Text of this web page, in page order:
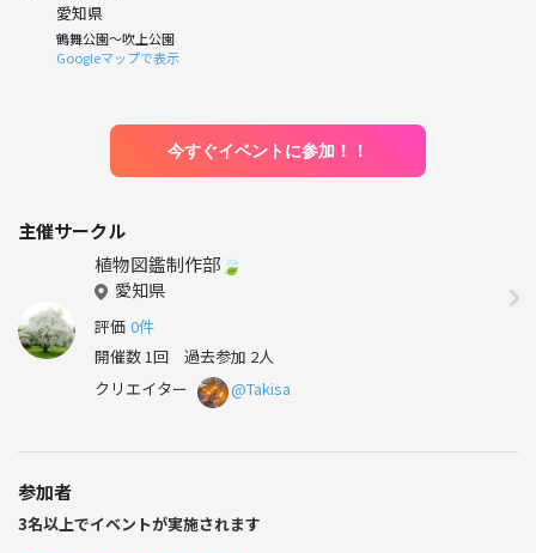
愛知県
鶴舞公園〜吹上公園
Googleマップで表示
今すぐイベントに参加！！
主催サークル
植物図鑑制作部🍃
愛知県
評価 0件
開催数 1回 過去参加 2人
クリエイター
@Takisa
参加者
3名以上でイベントが実施されます